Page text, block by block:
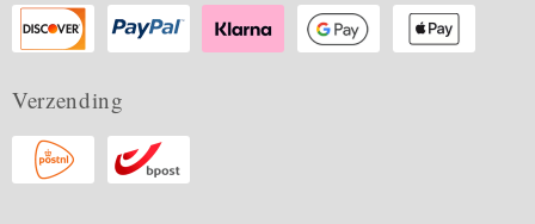
Verzending